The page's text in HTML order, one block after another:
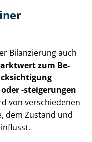
Bilanzierung auch
zum Be­
-steigerungen
von verschiedenen
dem Zustand und